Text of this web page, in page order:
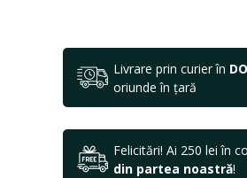
Livrare prin curier în
oriunde în țară
Felicitări! Ai 250 lei în
din partea noastră!